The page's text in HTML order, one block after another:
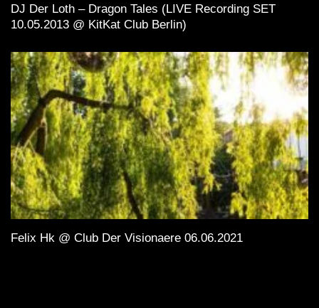
DJ Der Loth – Dragon Tales (LIVE Recording SET
10.05.2013 @ KitKat Club Berlin)
Felix Hk @ Club Der Visionaere 06.06.2021